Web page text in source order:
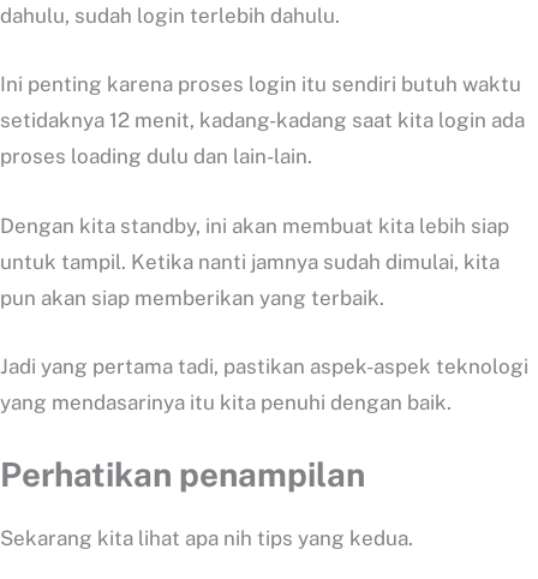
dahulu, sudah login terlebih dahulu.
Ini penting karena proses login itu sendiri butuh waktu
setidaknya 12 menit, kadang-kadang saat kita login ada
proses loading dulu dan lain-lain.
Dengan kita standby, ini akan membuat kita lebih siap
untuk tampil. Ketika nanti jamnya sudah dimulai, kita
pun akan siap memberikan yang terbaik.
Jadi yang pertama tadi, pastikan aspek-aspek teknologi
yang mendasarinya itu kita penuhi dengan baik.
Perhatikan penampilan
Sekarang kita lihat apa nih tips yang kedua.